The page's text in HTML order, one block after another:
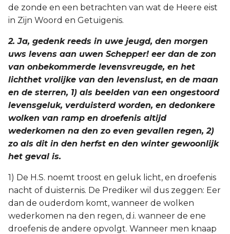
de zonde en een betrachten van wat de Heere eist
in Zijn Woord en Getuigenis.
2. Ja, gedenk reeds in uwe jeugd, den morgen
uws levens aan uwen Schepper! eer dan de zon
van onbekommerde levensvreugde, en het
lichthet vrolijke van den levenslust, en de maan
en de sterren, 1) als beelden van een ongestoord
levensgeluk, verduisterd worden, en dedonkere
wolken van ramp en droefenis altijd
wederkomen na den zo even gevallen regen, 2)
zo als dit in den herfst en den winter gewoonlijk
het geval is.
1) De H.S. noemt troost en geluk licht, en droefenis
nacht of duisternis. De Prediker wil dus zeggen: Eer
dan de ouderdom komt, wanneer de wolken
wederkomen na den regen, d.i. wanneer de ene
droefenis de andere opvolgt. Wanneer men knaap